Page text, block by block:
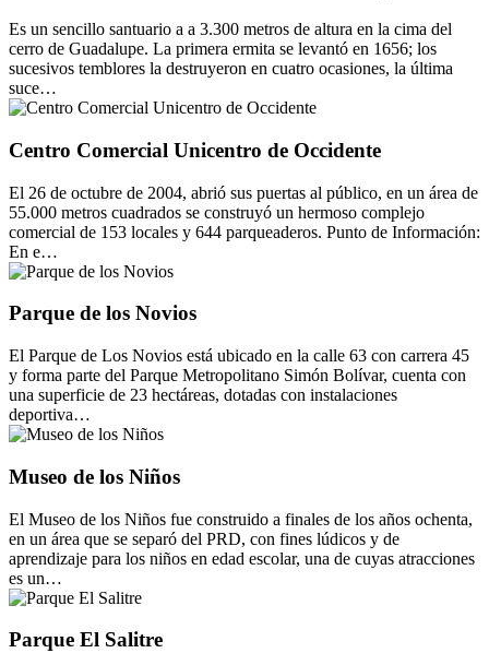
Es un sencillo santuario a a 3.300 metros de altura en la cima del
cerro de Guadalupe. La primera ermita se levantó en 1656; los
sucesivos temblores la destruyeron en cuatro ocasiones, la última
suce…
Centro Comercial Unicentro de Occidente
El 26 de octubre de 2004, abrió sus puertas al público, en un área de
55.000 metros cuadrados se construyó un hermoso complejo
comercial de 153 locales y 644 parqueaderos. Punto de Información:
En e…
Parque de los Novios
El Parque de Los Novios está ubicado en la calle 63 con carrera 45
y forma parte del Parque Metropolitano Simón Bolívar, cuenta con
una superficie de 23 hectáreas, dotadas con instalaciones
deportiva…
Museo de los Niños
El Museo de los Niños fue construido a finales de los años ochenta,
en un área que se separó del PRD, con fines lúdicos y de
aprendizaje para los niños en edad escolar, una de cuyas atracciones
es un…
Parque El Salitre